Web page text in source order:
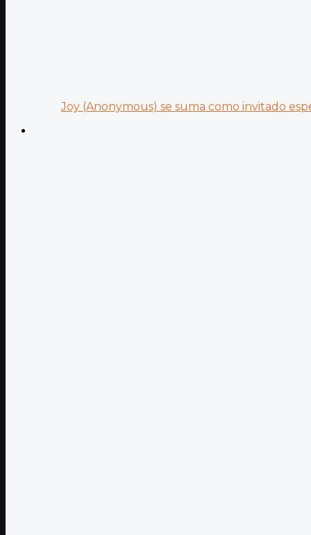
Joy (Anonymous) se suma como invitado